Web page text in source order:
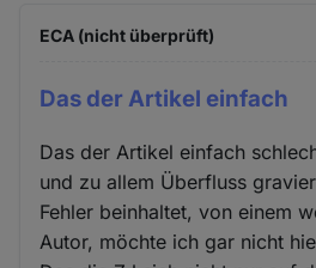
ECA (nicht überprüft)
Das der Artikel einfach
Das der Artikel einfach
und zu allem Überfluss
Fehler beinhaltet, von einem
Autor, möchte ich gar nicht